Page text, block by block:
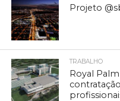
Projeto
TRABALHO
Royal